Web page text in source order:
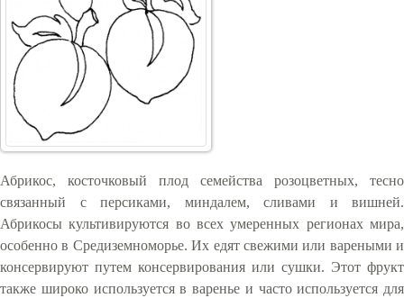
Абрикос, косточковый плод семейства розоцветных, тесно
связанный с персиками, миндалем, сливами и вишней.
Абрикосы культивируются во всех умеренных регионах мира,
особенно в Средиземноморье. Их едят свежими или вареными и
консервируют путем консервирования или сушки. Этот фрукт
также широко используется в варенье и часто используется для